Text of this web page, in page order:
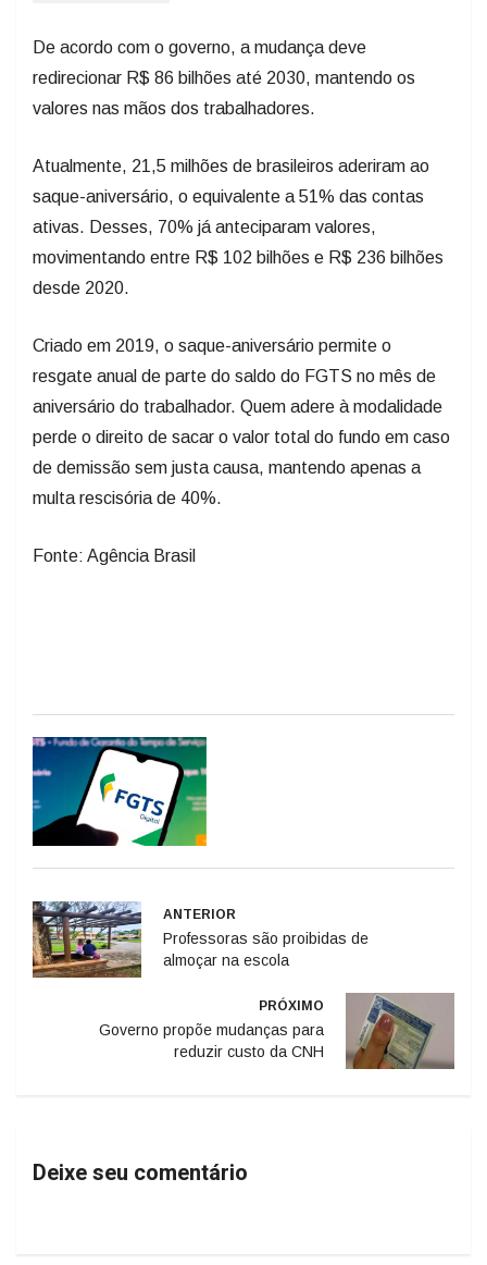
De acordo com o governo, a mudança deve
redirecionar R$ 86 bilhões até 2030, mantendo os
valores nas mãos dos trabalhadores.
Atualmente, 21,5 milhões de brasileiros aderiram ao
saque-aniversário, o equivalente a 51% das contas
ativas. Desses, 70% já anteciparam valores,
movimentando entre R$ 102 bilhões e R$ 236 bilhões
desde 2020.
Criado em 2019, o saque-aniversário permite o
resgate anual de parte do saldo do FGTS no mês de
aniversário do trabalhador. Quem adere à modalidade
perde o direito de sacar o valor total do fundo em caso
de demissão sem justa causa, mantendo apenas a
multa rescisória de 40%.
Fonte: Agência Brasil
ANTERIOR
Professoras são proibidas de
almoçar na escola
PRÓXIMO
Governo propõe mudanças para
reduzir custo da CNH
Deixe seu comentário